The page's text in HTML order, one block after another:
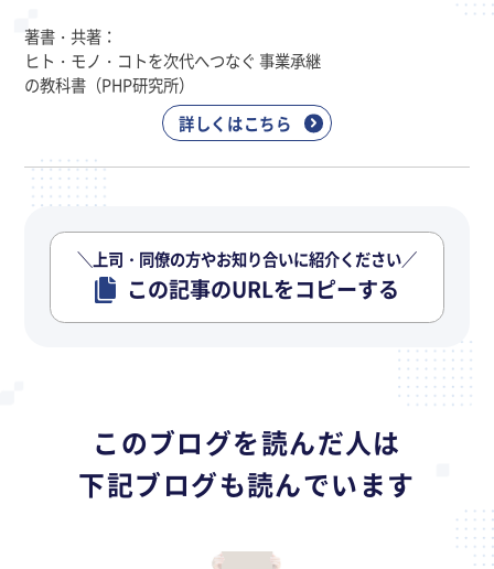
著書・共著：
ヒト・モノ・コトを次代へつなぐ 事業承継
の教科書（PHP研究所）
詳しくはこちら
＼上司・同僚の方やお知り合いに紹介ください／
この記事のURLをコピーする
このブログを読んだ人は
下記ブログも読んでいます